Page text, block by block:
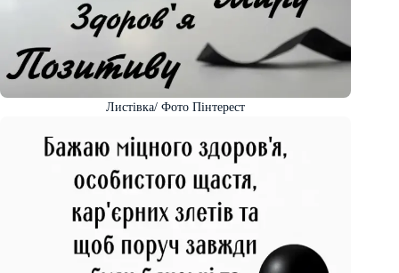
Листівка/ Фото Пінтерест